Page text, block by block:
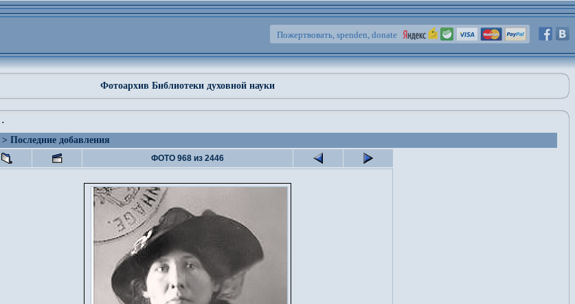
Пожертвовать, spenden, donate
Фотоархив Библиотеки духовной науки
·
> Последние добавления
ФОТО 968 из 2446